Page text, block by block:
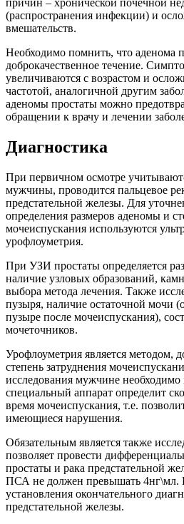
причин – хронической почечной
(распространения инфекции) и
вмешательств.
Необходимо помнить, что аденома
доброкачественное течение.
увеличиваются с возрастом и
частотой, аналогичной другим
аденомы простаты можно
обращении к врачу и лечении
Диагностика
При первичном осмотре
мужчины, проводится пальцевое
предстательной железы. Для
определения размеров аденомы и
мочеиспускания используются
урофлоуметрия.
При УЗИ простаты определяется
наличие узловых образований,
выбора метода лечения. Также
пузыря, наличие остаточной мочи
пузыре после мочеиспускания),
мочеточников.
Урофлоуметрия является методом,
степень затруднения
исследования мужчине необходимо
специальный аппарат определит
время мочеиспускания, т.е.
имеющиеся нарушения.
Обязательным является также
позволяет провести
простаты и рака предстательной
ПСА не должен превышать 4нг\мл.
установления окончательного
предстательной железы.